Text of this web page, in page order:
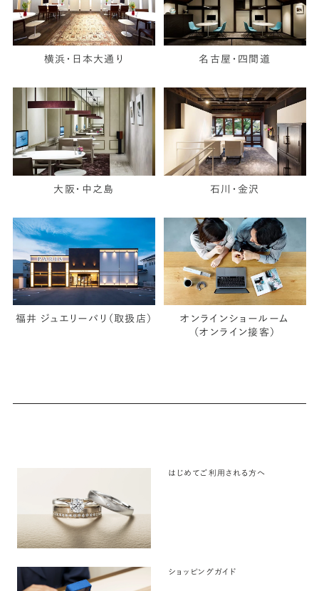
横浜・日本大通り 名古屋・四間道
大阪・中之島 石川・金沢
福井 ジュエリーパリ（取扱店）
オンラインショールーム
（オンライン接客）
はじめてご利用される方へ
ショッピングガイド